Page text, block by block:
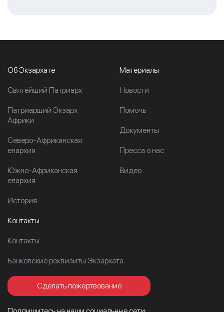
Об Экзархате
Cвятейший Патриарх
Патриарший Экзарх
Африки
Северо-Африканская
епархия
Южно-Африканская
епархия
История
Материалы
Новости
Помочь
Документы
Пресса о нас
Видео
Контакты
Контакты
Банковские реквизиты Экзархата
Сделать пожертвование